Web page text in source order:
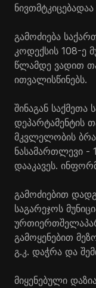
გამოძიება
კოდექსის 108-ე
წლამდე ვადით
ითვალისწინებს.
შინაგან საქმეთა
დეპარტამენტის
მკვლელობის
ნასამართლევი -
დააკავეს.
გამოძიებით
საგარეჯოს
გამოყენებით
გ.კ. დაჭრა და
მიყენებული